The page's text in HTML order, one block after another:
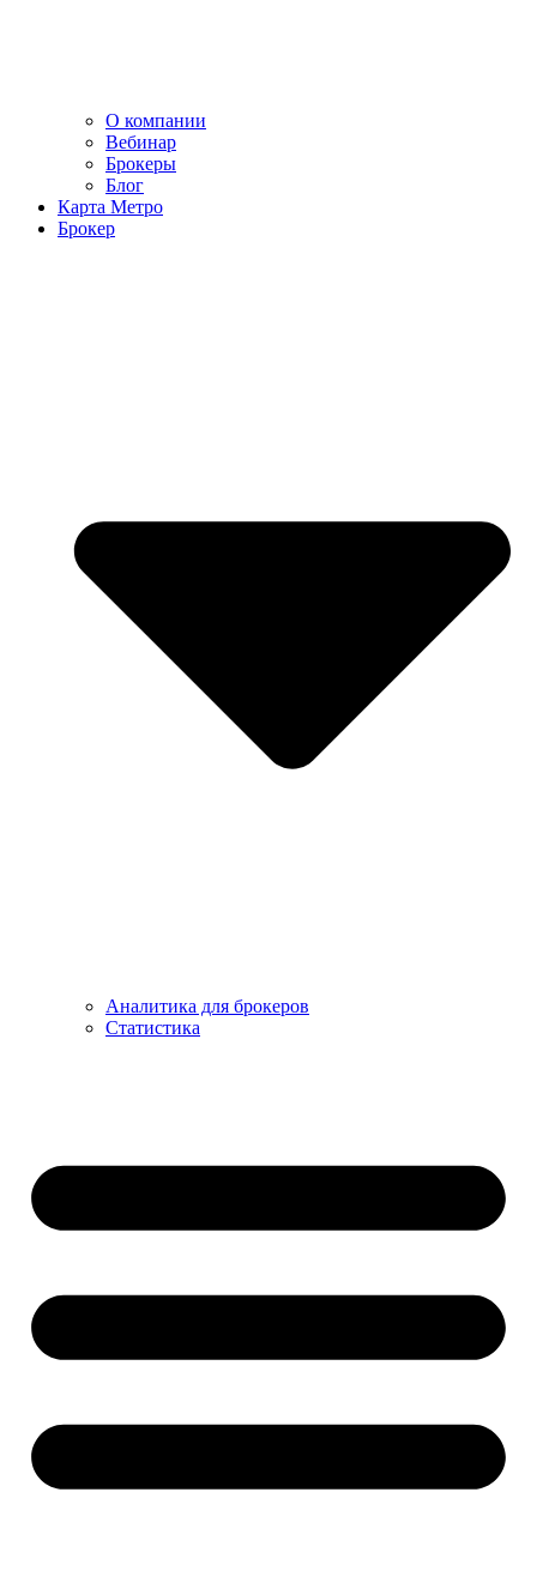
О компании
Вебинар
Брокеры
Блог
Карта Метро
Брокер
Аналитика для брокеров
Статистика